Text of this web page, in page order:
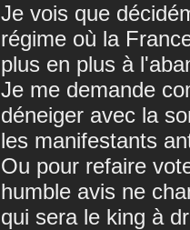
Je vois que
régime où la
plus en plus à
Je me demande
déneiger avec la
les manifestants
Ou pour refaire
humble avis ne
qui sera le king à